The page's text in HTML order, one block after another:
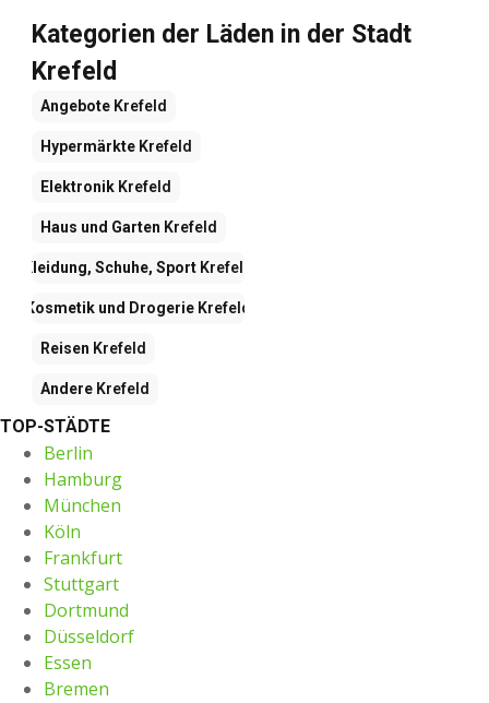
Kategorien der Läden in der Stadt
Krefeld
Angebote Krefeld
Hypermärkte Krefeld
Elektronik Krefeld
Haus und Garten Krefeld
Kleidung, Schuhe, Sport Krefeld
Kosmetik und Drogerie Krefeld
Reisen Krefeld
Andere Krefeld
TOP-STÄDTE
Berlin
Hamburg
München
Köln
Frankfurt
Stuttgart
Dortmund
Düsseldorf
Essen
Bremen